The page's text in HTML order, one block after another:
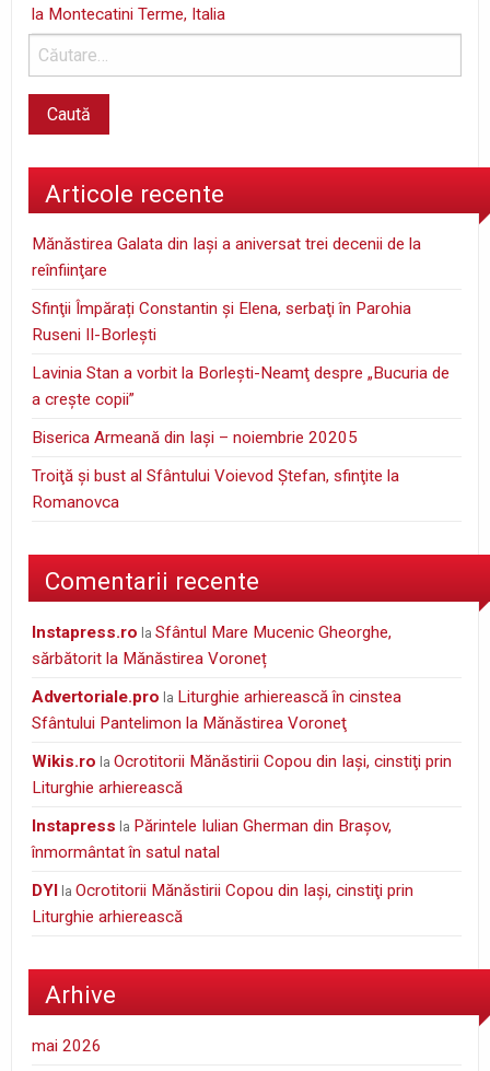
la Montecatini Terme, Italia
Articole recente
Mănăstirea Galata din Iaşi a aniversat trei decenii de la
reînfiinţare
Sfinţii Împărați Constantin și Elena, serbaţi în Parohia
Ruseni II-Borleşti
Lavinia Stan a vorbit la Borleşti-Neamţ despre „Bucuria de
a creşte copii”
Biserica Armeană din Iași – noiembrie 20205
Troiţă şi bust al Sfântului Voievod Ştefan, sfinţite la
Romanovca
Comentarii recente
instapress.ro laSfântul Mare Mucenic Gheorghe,
sărbătorit la Mănăstirea Voroneț
Advertoriale.pro la Liturghie arhierească în cinstea
Sfântului Pantelimon la Mănăstirea Voroneţ
wikis.ro laOcrotitorii Mănăstirii Copou din Iaşi, cinstiţi prin
Liturghie arhierească
Instapress la Părintele Iulian Gherman din Braşov,
înmormântat în satul natal
DYI laOcrotitorii Mănăstirii Copou din Iaşi, cinstiţi prin
Liturghie arhierească
Arhive
mai 2026